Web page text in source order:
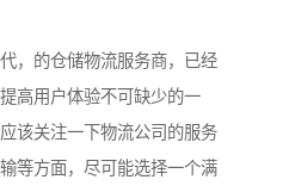
，的仓储物流服务商，已经
高用户体验不可缺少的一
该关注一下物流公司的服务
等方面，尽可能选择一个满